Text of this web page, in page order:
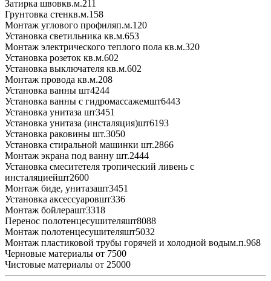
Затирка швовкв.м.211
Грунтовка стенкв.м.158
Монтаж углового профиляп.м.120
Установка светильника кв.м.653
Монтаж электрического теплого пола кв.м.320
Установка розеток кв.м.602
Установка выключателя кв.м.602
Монтаж провода кв.м.208
Установка ванны шт4244
Установка ванны с гидромассажемшт6443
Установка унитаза шт3451
Установка унитаза (инсталяция)шт6193
Установка раковины шт.3050
Установка стиральной машинки шт.2866
Монтаж экрана под ванну шт.2444
Установка смеситетеля тропический ливень с
инсталяциейшт2600
Монтаж биде, унитазашт3451
Установка аксессуаровшт336
Монтаж бойлерашт3318
Перенос полотенцесушителяшт8088
Монтаж полотенцесушителяшт5032
Монтаж пластиковой трубы горячей и холодной водым.п.968
Черновые материалы от 7500
Чистовые материалы от 25000